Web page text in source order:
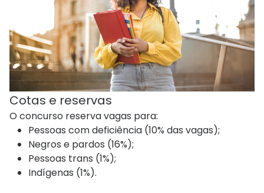
Cotas e reservas
O concurso reserva vagas para:
Pessoas com deficiência (10% das vagas);
Negros e pardos (16%);
Pessoas trans (1%);
Indígenas (1%).